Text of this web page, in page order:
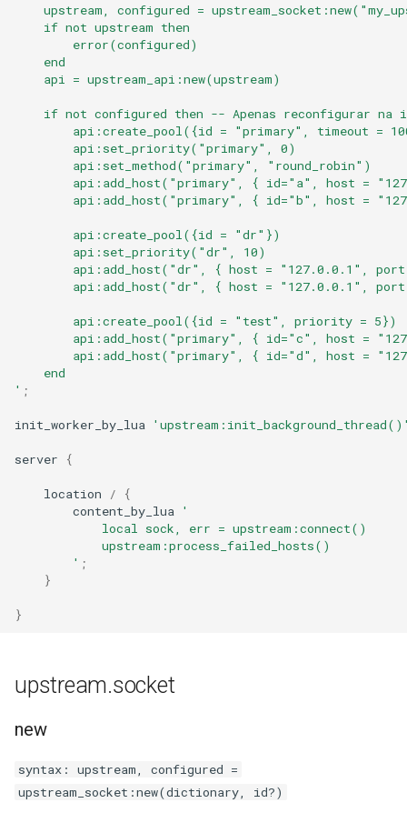
echo
encrypted-session
error-log-write
fancyindex
fips-check
form-input
geoip
html-sanitize
iconv
image-filter
upstream, configured =
    if not upstream then
        error(configured)
    end
    api = upstream_api:new(upstream)
if not configured then -- Apenas reconfigurar na
api:create_pool({id = "primary", timeout =
        api:set_priority("primary", 0)
        api:set_method("primary", "round_robin")
api:add_host("primary", { id="a", host =
api:add_host("primary", { id="b", host =
        api:create_pool({id = "dr"})
        api:set_priority("dr", 10)
api:add_host("dr", { host = "127.0.0.1",
api:add_host("dr", { host = "127.0.0.1",
        api:create_pool({id = "test", priority = 5})
api:add_host("primary", { id="c", host =
api:add_host("primary", { id="d", host =
    end
' ;
init_worker_by_lua
server {
location /
{
content_by_lua
'
            local sock, err = upstream:connect()
            upstream:process_failed_hosts()
        '
;
}
}
upstream.socket
new
syntax: upstream, configured =
upstream_socket:new(dictionary, id?)